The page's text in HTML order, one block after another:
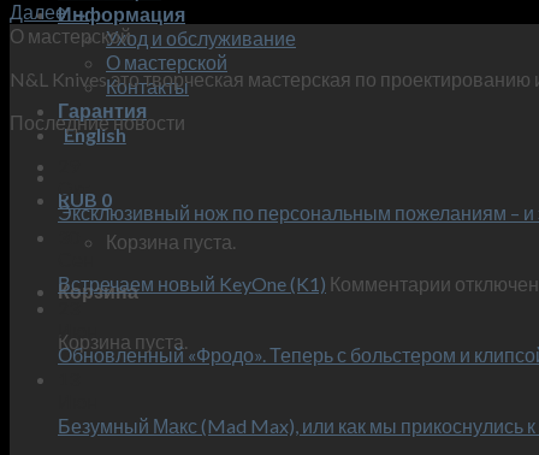
Информация
Уход и обслуживание
О мастерской
Контакты
Гарантия
English
RUB 0
Корзина пуста.
Корзина
Корзина пуста.
Далее→
О мастерской
N&L Knives это творческая мастерская по
Последние новости
Окт
Эксклюзивный нож по персональным пожеланиям – и
Встречаем новый KeyOne (K1) Комментарии к
новый
Июн
Обновленный «Фродо». Теперь с больстером и
Безумный Макс (Mad Max), или как мы прикоснулись